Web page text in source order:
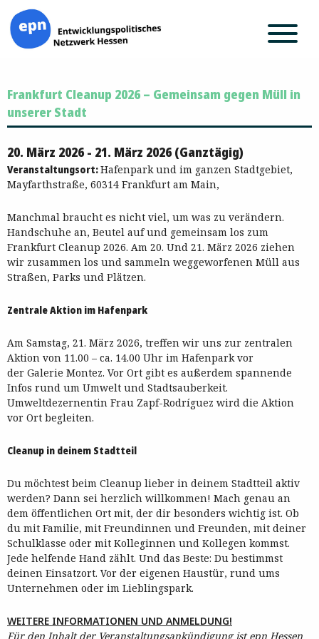
Inhalt
springen
Frankfurt Cleanup 2026 – Gemeinsam gegen Müll in
unserer Stadt
20. März 2026 - 21. März 2026 (Ganztägig)
Veranstaltungsort:Hafenpark und im ganzen Stadtgebiet,
Mayfarthstraße, 60314 Frankfurt am Main,
Manchmal braucht es nicht viel, um was zu verändern.
Handschuhe an, Beutel auf und gemeinsam los zum
Frankfurt Cleanup 2026. Am 20. Und 21. März 2026 ziehen
wir zusammen los und sammeln weggeworfenen Müll aus
Straßen, Parks und Plätzen.
Zentrale Aktion im Hafenpark
Am Samstag, 21. März 2026, treffen wir uns zur zentralen
Aktion von 11.00 – ca. 14.00 Uhr im Hafenpark vor
der Galerie Montez. Vor Ort gibt es außerdem spannende
Infos rund um Umwelt und Stadtsauberkeit.
Umweltdezernentin Frau Zapf-Rodríguez wird die Aktion
vor Ort begleiten.
Cleanup in deinem Stadtteil
Du möchtest beim Cleanup lieber in deinem Stadtteil aktiv
werden? Dann sei herzlich willkommen! Mach genau an
dem öffentlichen Ort mit, der dir besonders wichtig ist. Ob
du mit Familie, mit Freundinnen und Freunden, mit deiner
Schulklasse oder mit Kolleginnen und Kollegen kommst.
Jede helfende Hand zählt. Und das Beste: Du bestimmst
deinen Einsatzort. Vor der eigenen Haustür, rund ums
Unternehmen oder im Lieblingspark.
WEITERE INFORMATIONEN UND ANMELDUNG!
Für den Inhalt der Veranstaltungsankündigung ist epn Hessen